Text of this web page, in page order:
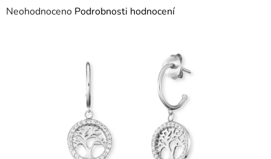
Průměrné
Neohodnoceno Podrobnosti hodnocení